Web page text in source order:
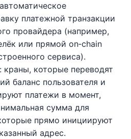
платежной транзакции
провайдера (например,
или прямой on‑chain
сервиса).
которые переводят
баланс пользователя и
платежи в момент,
сумма для
прямо инициируют
адрес.